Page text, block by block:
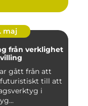
maj
gått från att
till att
i